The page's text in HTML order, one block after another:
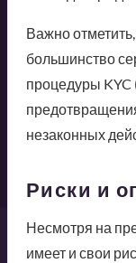
Важно
большинство
процедуры KYC
незаконных
Риски и
Несмотря на
имеет и свои